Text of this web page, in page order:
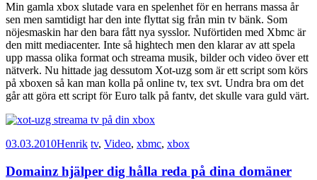
Min gamla xbox slutade vara en spelenhet för en herrans massa år
sen men samtidigt har den inte flyttat sig från min tv bänk. Som
nöjesmaskin har den bara fått nya sysslor. Nuförtiden med Xbmc är
den mitt mediacenter. Inte så hightech men den klarar av att spela
upp massa olika format och streama musik, bilder och video över ett
nätverk. Nu hittade jag dessutom Xot-uzg som är ett script som körs
på xboxen så kan man kolla på online tv, tex svt. Undra bra om det
går att göra ett script för Euro talk på fantv, det skulle vara guld värt.
03.03.2010Henrik tv, Video, xbmc, xbox
Domainz hjälper dig hålla reda på dina domäner